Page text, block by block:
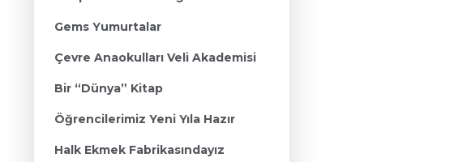
Gems Yumurtalar
Çevre Anaokulları Veli Akademisi
Bir “Dünya” Kitap
Öğrencilerimiz Yeni Yıla Hazır
Halk Ekmek Fabrikasındayız